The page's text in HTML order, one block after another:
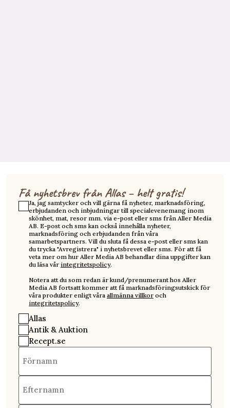
Få nyhetsbrev från Allas – helt gratis!
Ja, jag samtycker och vill gärna få nyheter, marknadsföring,
erbjudanden och inbjudningar till specialevenemang inom
skönhet, mat, resor mm. via e-post eller sms från Aller Media
AB. E-post och sms kan också innehålla nyheter,
marknadsföring och erbjudanden från våra
samarbetspartners. Vill du sluta få dessa e-post eller sms kan
du trycka "Avregistrera" i nyhetsbrevet eller sms. För att få
veta mer om hur Aller Media AB behandlar dina uppgifter kan
du läsa vår integritetspolicy.
Notera att du som redan är kund/prenumerant hos Aller
Media AB fortsatt kommer att få marknadsföringsutskick för
våra produkter enligt våra allmänna villkor och
integritetspolicy.
Allas
Antik & Auktion
Recept.se
Förnamn
Efternamn